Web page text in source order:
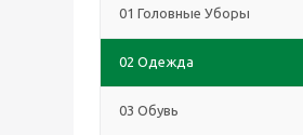
01 Головные Уборы
02 Одежда
03 Обувь